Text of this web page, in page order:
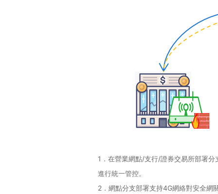
1．在營業網點/支行/證券交易所部署分
進行統一管控。
2．網點分支部署支持4G網絡對安全網